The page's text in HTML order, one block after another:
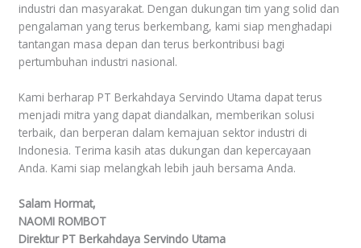
industri dan masyarakat. Dengan dukungan tim yang solid dan
pengalaman yang terus berkembang, kami siap menghadapi
tantangan masa depan dan terus berkontribusi bagi
pertumbuhan industri nasional.
Kami berharap PT Berkahdaya Servindo Utama dapat terus
menjadi mitra yang dapat diandalkan, memberikan solusi
terbaik, dan berperan dalam kemajuan sektor industri di
Indonesia. Terima kasih atas dukungan dan kepercayaan
Anda. Kami siap melangkah lebih jauh bersama Anda.
Salam Hormat,
NAOMI ROMBOT
Direktur PT Berkahdaya Servindo Utama